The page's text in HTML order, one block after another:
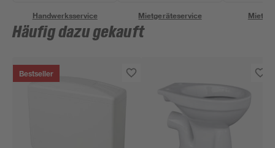
Handwerksservice Mietgeräteservice
Häufig dazu gekauft
Bestseller